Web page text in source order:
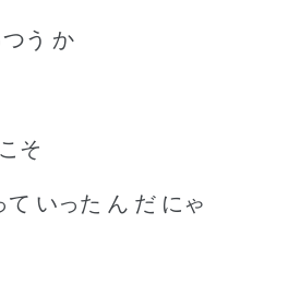
う か
そ
いった ん だ にゃ